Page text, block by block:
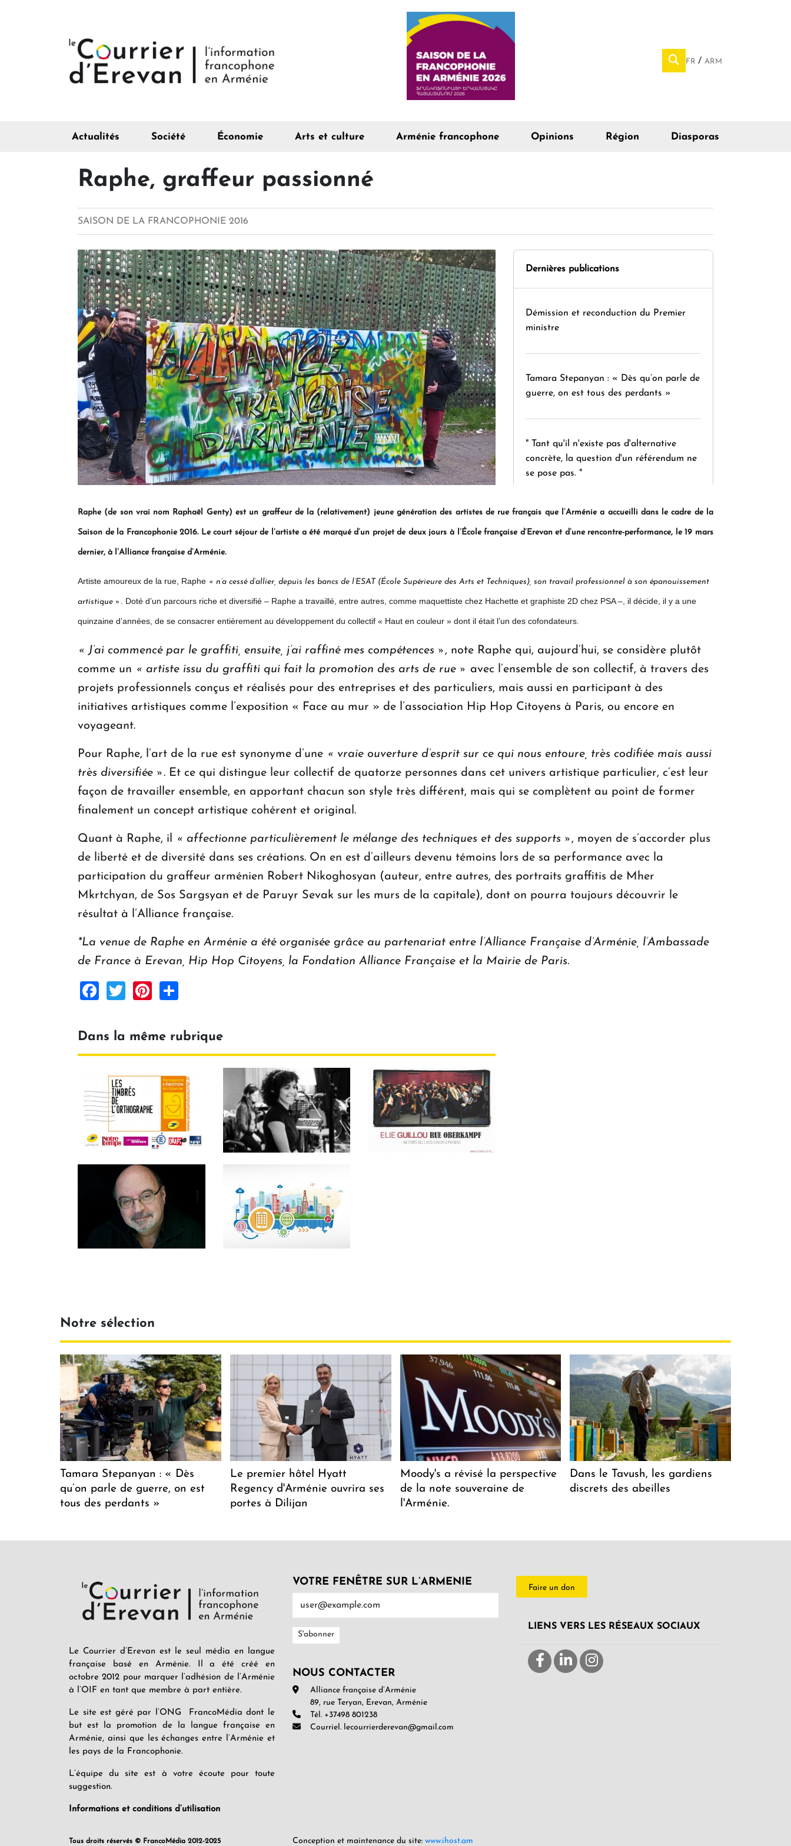
FR ARM
Actualités Société Économie Arts et culture Arménie francophone Opinions Région Diasporas
Raphe, graffeur passionné
SAISON DE LA FRANCOPHONIE 2016
Dernières publications
Démission et reconduction du Premier
ministre
Tamara Stepanyan : « Dès qu’on parle de
guerre, on est tous des perdants »
" Tant qu'il n'existe pas d'alternative
concrète, la question d'un référendum ne
se pose pas. "
d'Arménie ouvrira ses portes à Dilijan
Raphe (de son vrai nom Raphaël Genty) est un graffeur de la (relativement) jeune génération des artistes de rue français que l’Arménie a accueilli dans le cadre de la
Saison de la Francophonie 2016. Le court séjour de l’artiste a été marqué d’un projet de deux jours à l’École française d’Erevan et d’une rencontre-performance, le 19 mars
dernier, à l’Alliance française d’Arménie.
Artiste amoureux de la rue, Raphe « n’a cessé d’allier, depuis les bancs de l’ESAT (École Supérieure des Arts et Techniques), son travail professionnel à son épanouissement
artistique » . Doté d’un parcours riche et diversifié – Raphe a travaillé, entre autres, comme maquettiste chez Hachette et graphiste 2D chez PSA –, il décide, il y a une
quinzaine d’années, de se consacrer entièrement au développement du collectif « Haut en couleur » dont il était l’un des cofondateurs.
« J’ai commencé par le graffiti, ensuite, j’ai raffiné mes compétences », note Raphe qui, aujourd’hui, se considère plutôt
comme un « artiste issu du graffiti qui fait la promotion des arts de rue » avec l’ensemble de son collectif, à travers des
projets professionnels conçus et réalisés pour des entreprises et des particuliers, mais aussi en participant à des
initiatives artistiques comme l’exposition « Face au mur » de l’association Hip Hop Citoyens à Paris, ou encore en
voyageant.
Pour Raphe, l’art de la rue est synonyme d’une « vraie ouverture d’esprit sur ce qui nous entoure, très codifiée mais aussi
très diversifiée ». Et ce qui distingue leur collectif de quatorze personnes dans cet univers artistique particulier, c’est leur
façon de travailler ensemble, en apportant chacun son style très différent, mais qui se complètent au point de former
finalement un concept artistique cohérent et original.
Quant à Raphe, il « affectionne particulièrement le mélange des techniques et des supports », moyen de s’accorder plus
de liberté et de diversité dans ses créations. On en est d’ailleurs devenu témoins lors de sa performance avec la
participation du graffeur arménien Robert Nikoghosyan (auteur, entre autres, des portraits graffitis de Mher
Mkrtchyan, de Sos Sargsyan et de Paruyr Sevak sur les murs de la capitale), dont on pourra toujours découvrir le
résultat à l’Alliance française.
*La venue de Raphe en Arménie a été organisée grâce au partenariat entre l’Alliance Française d’Arménie, l’Ambassade
de France à Erevan, Hip Hop Citoyens, la Fondation Alliance Française et la Mairie de Paris.
Facebook
TwitterPinterest
Dans la même rubrique
Notre sélection
Tamara Stepanyan : « Dès
qu’on parle de guerre, on est
tous des perdants »
Le premier hôtel Hyatt
Regency d'Arménie ouvrira ses
portes à Dilijan
Moody's a révisé la perspective
de la note souveraine de
l'Arménie.
Dans le Tavush, les gardiens
discrets des abeilles
Le Courrier d’Erevan est le seul média en langue
française basé en Arménie. Il a été créé en
octobre 2012 pour marquer l’adhésion de l’Arménie
à l’OIF en tant que membre à part entière.
Le site est géré par l’ONG FrancoMédia dont le
but est la promotion de la langue française en
Arménie, ainsi que les échanges entre l’Arménie et
les pays de la Francophonie.
L’équipe du site est à votre écoute pour toute
suggestion.
Informations et conditions d’utilisation
Tous droits réservés © FrancoMédia 2012-2025
VOTRE FENÊTRE SUR L’ARMENIE
NOUS CONTACTER
Alliance française d’Arménie
89, rue Teryan, Erevan, Arménie
Tél. +37498 801238
Courriel. lecourrierderevan@gmail.com
Conception et maintenance du site: www.ihost.am
Faire un don
LIENS VERS LES RÉSEAUX SOCIAUX